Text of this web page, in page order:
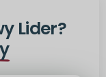
Lider?